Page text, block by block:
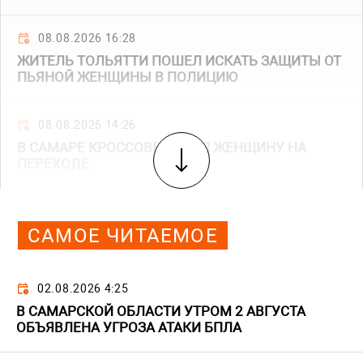
08.08.2026 16:28
ЖИТЕЛЬ ТОЛЬЯТТИ ПОШЕЛ ИСКАТЬ ЗАЩИТЫ ОТ
ПЬЯНОЙ ЖЕНЩИНЫ В ПОЛИЦИЮ
08.08.2026 14:26
В САМАРЕ КРОССОВЕР СБИЛ ЖЕНЩИНУ НА
САМОЕ ЧИТАЕМОЕ
02.08.2026 4:25
В САМАРСКОЙ ОБЛАСТИ УТРОМ 2 АВГУСТА
ОБЪЯВЛЕНА УГРОЗА АТАКИ БПЛА